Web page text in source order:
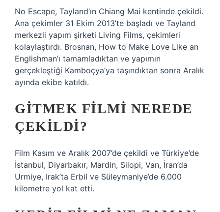
No Escape, Tayland’ın Chiang Mai kentinde çekildi.
Ana çekimler 31 Ekim 2013’te başladı ve Tayland
merkezli yapım şirketi Living Films, çekimleri
kolaylaştırdı. Brosnan, How to Make Love Like an
Englishman’ı tamamladıktan ve yapımın
gerçekleştiği Kamboçya’ya taşındıktan sonra Aralık
ayında ekibe katıldı.
GITMEK FILMI NEREDE
ÇEKILDI?
Film Kasım ve Aralık 2007’de çekildi ve Türkiye’de
İstanbul, Diyarbakır, Mardin, Silopi, Van, İran’da
Urmiye, Irak’ta Erbil ve Süleymaniye’de 6.000
kilometre yol kat etti.